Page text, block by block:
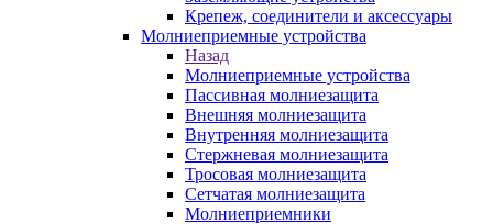
Крепеж, соединители и аксессуары
Молниеприемные устройства
Назад
Молниеприемные устройства
Пассивная молниезащита
Внешняя молниезащита
Внутренняя молниезащита
Стержневая молниезащита
Тросовая молниезащита
Сетчатая молниезащита
Молниеприемники